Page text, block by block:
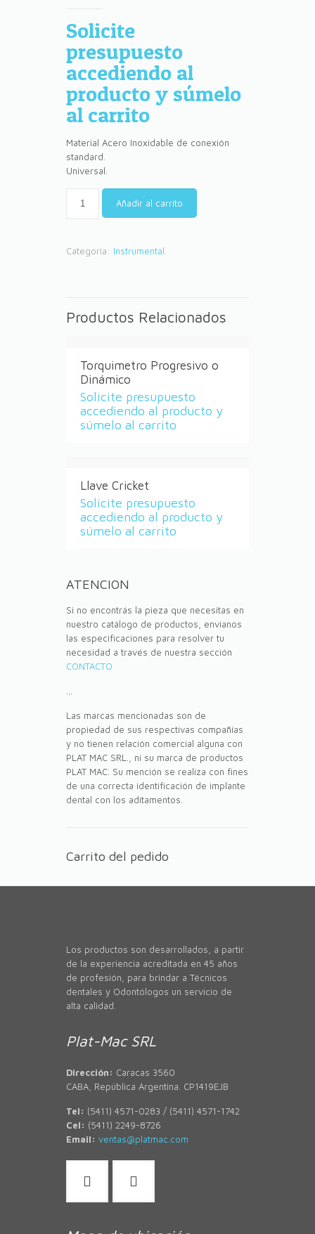
Solicite
presupuesto
accediendo al
producto y súmelo
al carrito
Material Acero Inoxidable de conexión
standard.
Universal.
Añadir al carrito
Categoría: Instrumental
Productos Relacionados
Torquimetro Progresivo o
Dinámico
Solicite presupuesto
accediendo al producto y
súmelo al carrito
Llave Cricket
Solicite presupuesto
accediendo al producto y
súmelo al carrito
ATENCION
Si no encontrás la pieza que necesitas en
nuestro catálogo de productos, envianos
las especificaciones para resolver tu
necesidad a través de nuestra sección
CONTACTO
Las marcas mencionadas son de
propiedad de sus respectivas compañías
y no tienen relación comercial alguna con
PLAT MAC SRL., ni su marca de productos
PLAT MAC. Su mención se realiza con fines
de una correcta identificación de implante
dental con los aditamentos.
Carrito del pedido
Los productos son desarrollados, a partir
de la experiencia acreditada en 45 años
de profesión, para brindar a Técnicos
dentales y Odontólogos un servicio de
alta calidad.
Plat-Mac SRL
Dirección: Caracas 3560
CABA, República Argentina. CP1419EJB
Tel: (5411) 4571-0283 / (5411) 4571-1742
Cel: (5411) 2249-8726
Email: ventas@platmac.com